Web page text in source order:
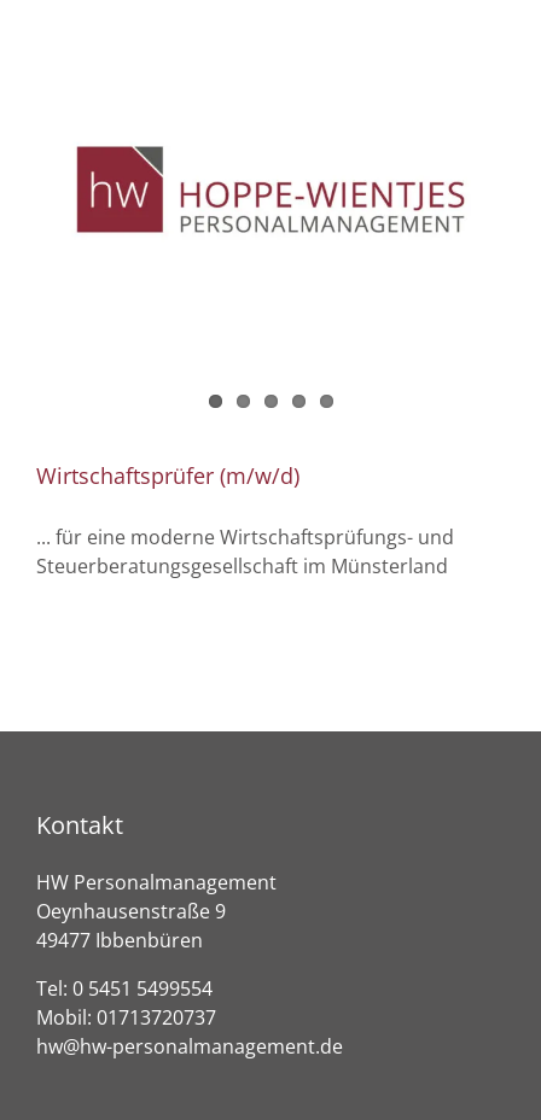
Wirtschaftsprüfer (m/w/d)
... für eine moderne Wirtschaftsprüfungs- und
Steuerberatungsgesellschaft im Münsterland
Kontakt
HW Personalmanagement
Oeynhausenstraße 9
49477 Ibbenbüren
Tel: 0 5451 5499554
Mobil: 01713720737
hw@hw-personalmanagement.de